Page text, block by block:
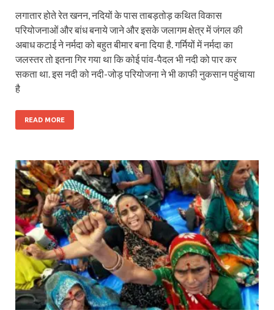
लगातार होते रेत खनन, नदियों के पास ताबड़तोड़ कथित विकास
परियोजनाओं और बांध बनाये जाने और इसके जलागम क्षेत्र में जंगल की
अबाध कटाई ने नर्मदा को बहुत बीमार बना दिया है. गर्मियों में नर्मदा का
जलस्तर तो इतना गिर गया था कि कोई पांव-पैदल भी नदी को पार कर
सकता था. इस नदी को नदी-जोड़ परियोजना ने भी काफी नुकसान पहुंचाया
है
READ MORE